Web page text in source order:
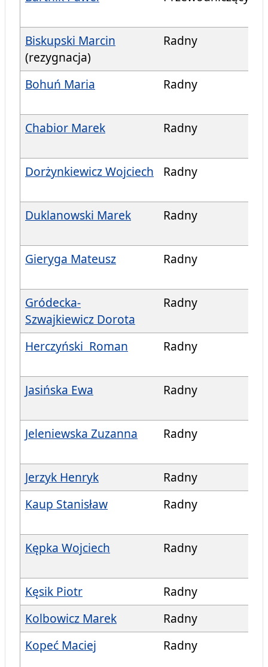
Biskupski Marcin
(rezygnacja)
Radny
Bohuń Maria Radny
Chabior Marek Radny
Dorżynkiewicz Wojciech Radny
Duklanowski Marek Radny
Gieryga Mateusz Radny
Gródecka-
Szwajkiewicz Dorota
Radny
Herczyński Roman Radny
Jasińska Ewa Radny
Jeleniewska Zuzanna Radny
Jerzyk Henryk
Radny
Kaup Stanisław
Radny
Kępka Wojciech Radny
Kęsik Piotr
Radny
Kolbowicz Marek
Radny
Kopeć Maciej
Radny